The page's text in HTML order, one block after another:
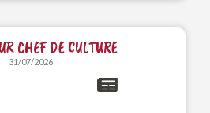
CHEF DE CULTURE
31/07/2026